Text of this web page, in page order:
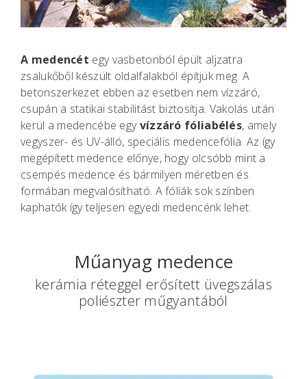
A medencét egy vasbetonból épült aljzatra
zsalukőből készült oldalfalakból építjük meg. A
betonszerkezet ebben az esetben nem vízzáró,
csupán a statikai stabilitást biztosítja. Vakolás után
kerül a medencébe egyvízzáró fóliabélés, amely
vegyszer- és UV-álló, speciális medencefólia. Az így
megépített medence előnye, hogy olcsóbb mint a
csempés medence és bármilyen méretben és
formában megvalósítható. A fóliák sok színben
kaphatók így teljesen egyedi medencénk lehet.
Műanyag medence
kerámia réteggel erősített üvegszálas
poliészter műgyantából